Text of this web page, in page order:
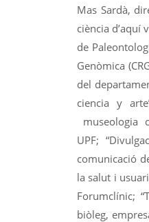
Mas Sardà,
ciència d’aquí
de
Genòmica
del
ciencia y
museologia
UPF;
comunicació
la salut i
Forumclínic;
biòleg,